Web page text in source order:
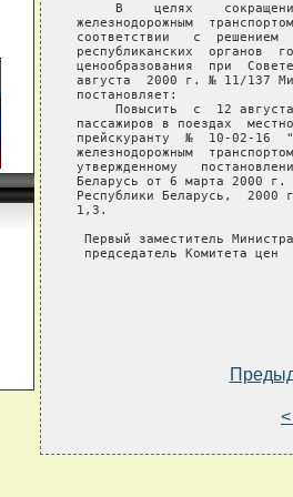
В    целях
железнодорожным
соответствии   с  решением
республиканских  органов
ценообразования  при
августа  2000 г. № 11/137
постановляет:
Повысить  с  12
пассажиров в поездах
прейскуранту  №  10-02-16
железнодорожным
утвержденному
Беларусь от 6 марта 2000 г.
Республики Беларусь,
1,3.
Первый заместитель
председатель